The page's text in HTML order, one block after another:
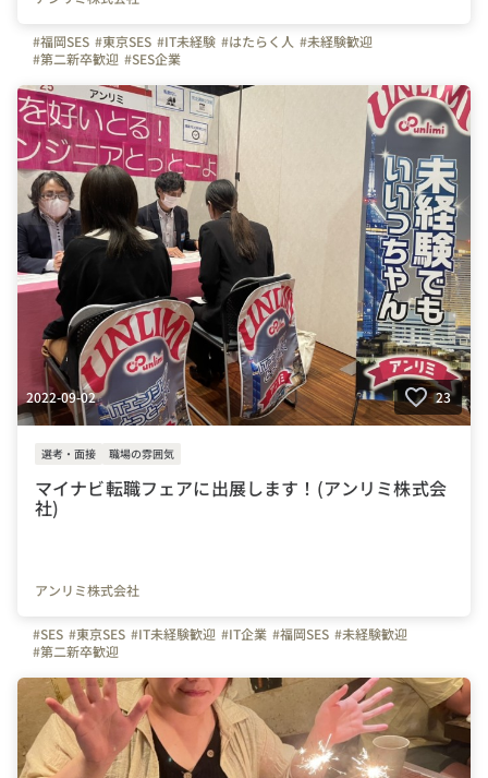
#福岡SES #東京SES #IT未経験 #はたらく人 #未経験歓迎
#第二新卒歓迎 #SES企業
2022-09-02 23
選考・面接 職場の雰囲気
マイナビ転職フェアに出展します！(アンリミ株式会
社)
アンリミ株式会社
#SES #東京SES #IT未経験歓迎 #IT企業 #福岡SES #未経験歓迎
#第二新卒歓迎